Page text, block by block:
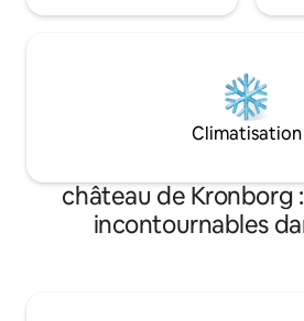
Climatisation
château de Kronborg
incontournables